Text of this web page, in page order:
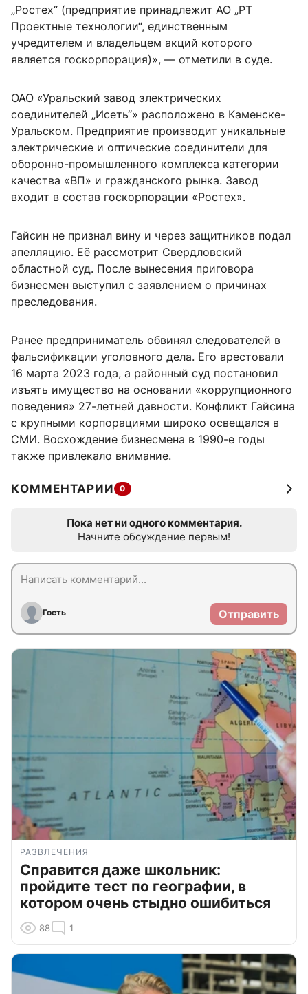
„Ростех“ (предприятие принадлежит АО „РТ
Проектные технологии“, единственным
учредителем и владельцем акций которого
является госкорпорация)», — отметили в суде.
ОАО «Уральский завод электрических
соединителей „Исеть“» расположено в Каменске-
Уральском. Предприятие производит уникальные
электрические и оптические соединители для
оборонно-промышленного комплекса категории
качества «ВП» и гражданского рынка. Завод
входит в состав госкорпорации «Ростех».
Гайсин не признал вину и через защитников подал
апелляцию. Её рассмотрит Свердловский
областной суд. После вынесения приговора
бизнесмен выступил с заявлением о причинах
преследования.
Ранее предприниматель обвинял следователей в
фальсификации уголовного дела. Его арестовали
16 марта 2023 года, а районный суд постановил
изъять имущество на основании «коррупционного
поведения» 27-летней давности. Конфликт Гайсина
с крупными корпорациями широко освещался в
СМИ. Восхождение бизнесмена в 1990-е годы
также привлекало внимание.
КОММЕНТАРИИ 0
Пока нет ни одного комментария.
Начните обсуждение первым!
Гость Отправить
РАЗВЛЕЧЕНИЯ
Справится даже школьник:
пройдите тест по географии, в
котором очень стыдно ошибиться
88 1